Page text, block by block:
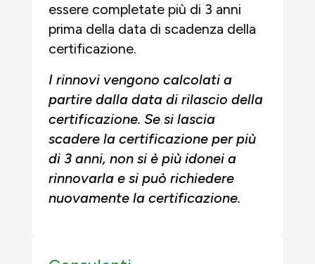
essere completate più di 3 anni
prima della data di scadenza della
certificazione.
I rinnovi vengono calcolati a
partire dalla data di rilascio della
certificazione. Se si lascia
scadere la certificazione per più
di 3 anni, non si è più idonei a
rinnovarla e si può richiedere
nuovamente la certificazione.